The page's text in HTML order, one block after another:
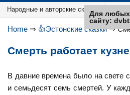
Народные и авторские сказки
Home ⇒ 👍Эстонские сказки⇒
Смерть работает
В давние времена было на свете
и семьдесят семь смертей. У
Для любых
сайту: